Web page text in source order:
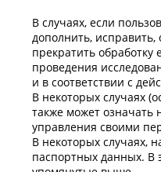
В случаях, если
дополнить,
прекратить
проведения
и в соответствии с
В некоторых случаях
также может означать
управления своими
В некоторых случаях,
паспортных данных. В